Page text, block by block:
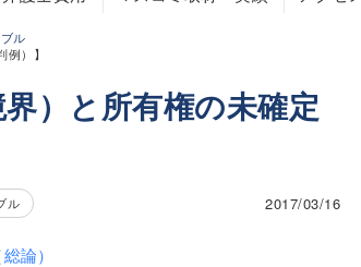
ル
）】
）と所有権の未確定
ル 2017/03/16
論）